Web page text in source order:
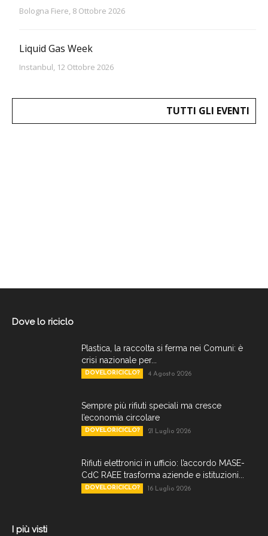
Bologna Fiere, 8 Ottobre 2026
Liquid Gas Week
Instanbul, 12 Ottobre 2026
TUTTI GLI EVENTI
Dove lo riciclo
Plastica, la raccolta si ferma nei Comuni: è
crisi nazionale per...
DOVELORICICLO? 4 Agosto 2026
Sempre più rifiuti speciali ma cresce
l’economia circolare
DOVELORICICLO? 21 Luglio 2026
Rifiuti elettronici in ufficio: l’accordo MASE-
CdC RAEE trasforma aziende e istituzioni...
DOVELORICICLO? 16 Luglio 2026
I più visti